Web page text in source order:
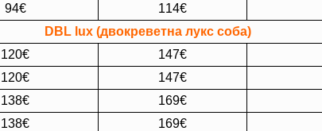
94€
114€
DBL lux (двокреветна лукс соба)
120€
147€
120€
147€
138€
169€
138€
169€